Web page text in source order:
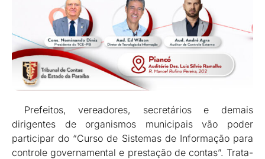
Prefeitos, vereadores, secretários e demais
dirigentes de organismos municipais vão poder
participar do “Curso de Sistemas de Informação para
controle governamental e prestação de contas”. Trata-